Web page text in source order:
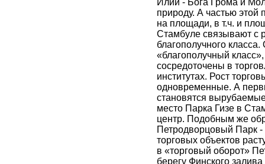
Илии - Бога Грома и
природу. А частью
на площади, в т.ч. и
Стамбуле связывают с
благополучного
«благополучный
сосредоточены в
институтах. Рост
одновременные. А
становятся
место Парка Гизе в
центр. Подобным же
Петродворцовый Парк
торговых объектов
в «торговый оборот»
берегу Финского